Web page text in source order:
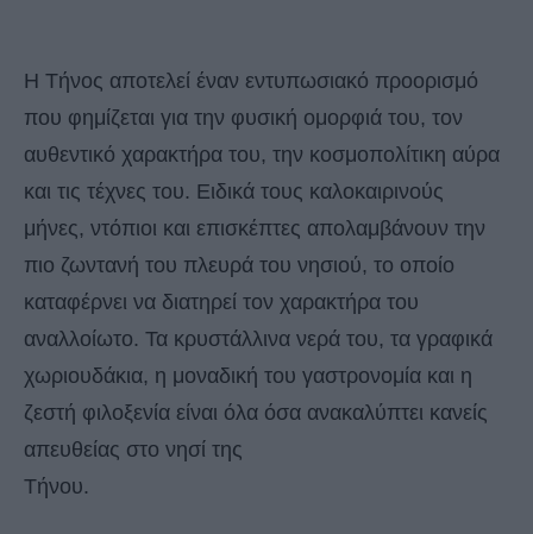
Η Τήνος αποτελεί έναν εντυπωσιακό προορισμό
που φημίζεται για την φυσική ομορφιά του, τον
αυθεντικό χαρακτήρα του, την κοσμοπολίτικη αύρα
και τις τέχνες του. Ειδικά τους καλοκαιρινούς
μήνες, ντόπιοι και επισκέπτες απολαμβάνουν την
πιο ζωντανή του πλευρά του νησιού, το οποίο
καταφέρνει να διατηρεί τον χαρακτήρα του
αναλλοίωτο. Τα κρυστάλλινα νερά του, τα γραφικά
χωριουδάκια, η μοναδική του γαστρονομία και η
ζεστή φιλοξενία είναι όλα όσα ανακαλύπτει κανείς
απευθείας στο νησί της
Τήνου.